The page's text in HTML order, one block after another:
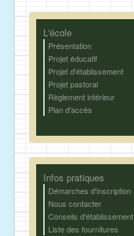
L'école
Présentation
Projet éducatif
Projet d'établissement
Projet pastoral
Règlement intérieur
Plan d'accès
Infos pratiques
Démarches d'inscription
Nous contacter
Conseils d'établissement
Liste des fournitures